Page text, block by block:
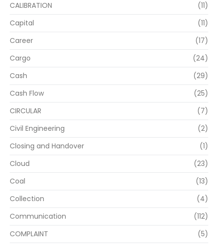
CALIBRATION
(11)
Capital
(11)
Career
(17)
Cargo
(24)
Cash
(29)
Cash Flow
(25)
CIRCULAR
(7)
Civil Engineering
(2)
Closing and Handover
(1)
Cloud
(23)
Coal
(13)
Collection
(4)
Communication
(112)
COMPLAINT
(5)